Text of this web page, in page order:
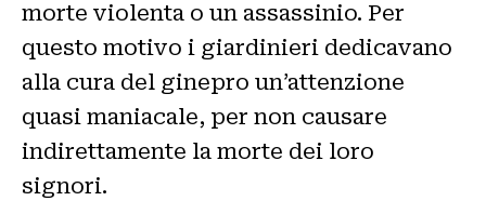
morte violenta o un assassinio. Per
questo motivo i giardinieri dedicavano
alla cura del ginepro un’attenzione
quasi maniacale, per non causare
indirettamente la morte dei loro
signori.